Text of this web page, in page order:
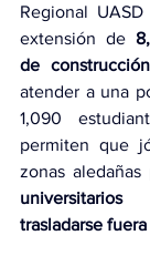
Regional
extensión de
de construcción
atender a una
1,090
permiten que
zonas aledañas
trasladarse